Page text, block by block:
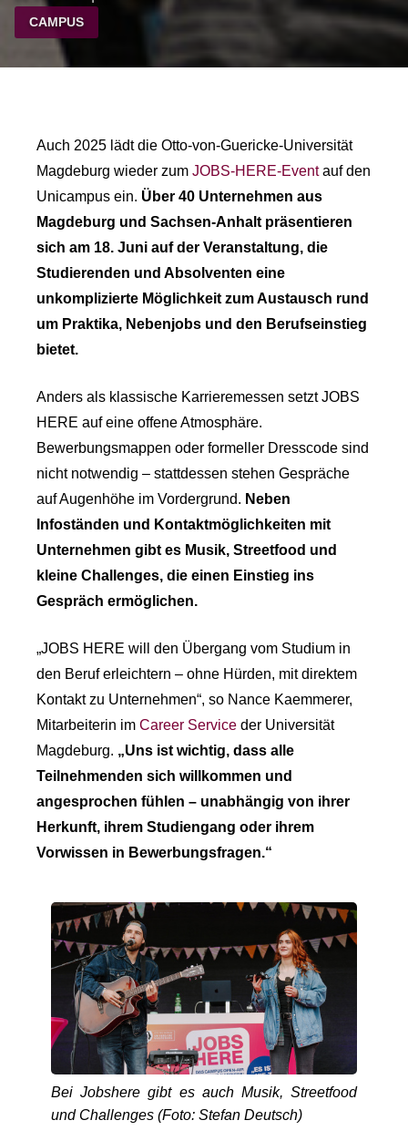
CAMPUS
Auch 2025 lädt die Otto-von-Guericke-Universität
Magdeburg wieder zum JOBS-HERE-Eventauf den
Unicampus ein. Über 40 Unternehmen aus
Magdeburg und Sachsen-Anhalt präsentieren
sich am 18. Juni auf der Veranstaltung, die
Studierenden und Absolventen eine
unkomplizierte Möglichkeit zum Austausch rund
um Praktika, Nebenjobs und den Berufseinstieg
bietet.
Anders als klassische Karrieremessen setzt JOBS
HERE auf eine offene Atmosphäre.
Bewerbungsmappen oder formeller Dresscode sind
nicht notwendig – stattdessen stehen Gespräche
auf Augenhöhe im Vordergrund. Neben
Infoständen und Kontaktmöglichkeiten mit
Unternehmen gibt es Musik, Streetfood und
kleine Challenges, die einen Einstieg ins
Gespräch ermöglichen.
„JOBS HERE will den Übergang vom Studium in
den Beruf erleichtern – ohne Hürden, mit direktem
Kontakt zu Unternehmen“, so Nance Kaemmerer,
Mitarbeiterin im Career Service der Universität
Magdeburg. „Uns ist wichtig, dass alle
Teilnehmenden sich willkommen und
angesprochen fühlen – unabhängig von ihrer
Herkunft, ihrem Studiengang oder ihrem
Vorwissen in Bewerbungsfragen.“
Bei Jobshere gibt es auch Musik, Streetfood
und Challenges (Foto: Stefan Deutsch)